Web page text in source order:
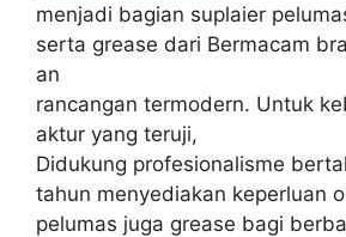
menjadi bagian suplaier
serta grease dari Bermacam
an
rancangan termodern. Untuk
aktur yang teruji,
Didukung profesionalisme
tahun menyediakan keperluan
pelumas juga grease bagi